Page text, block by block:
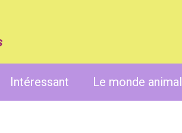
Intéressant Le monde animal